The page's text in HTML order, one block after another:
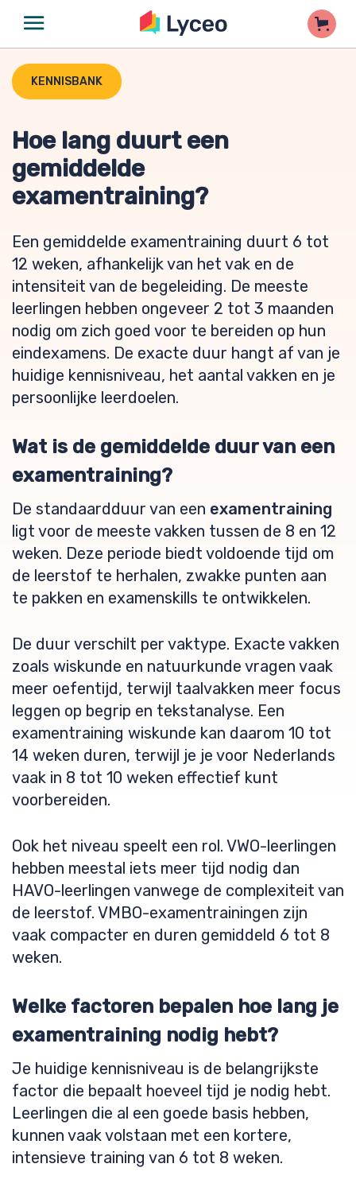
KENNISBANK
Hoe lang duurt een
gemiddelde
examentraining?
Een gemiddelde examentraining duurt 6 tot
12 weken, afhankelijk van het vak en de
intensiteit van de begeleiding. De meeste
leerlingen hebben ongeveer 2 tot 3 maanden
nodig om zich goed voor te bereiden op hun
eindexamens. De exacte duur hangt af van je
huidige kennisniveau, het aantal vakken en je
persoonlijke leerdoelen.
Wat is de gemiddelde duur van een
examentraining?
De standaardduur van een examentraining
ligt voor de meeste vakken tussen de 8 en 12
weken. Deze periode biedt voldoende tijd om
de leerstof te herhalen, zwakke punten aan
te pakken en examenskills te ontwikkelen.
De duur verschilt per vaktype. Exacte vakken
zoals wiskunde en natuurkunde vragen vaak
meer oefentijd, terwijl taalvakken meer focus
leggen op begrip en tekstanalyse. Een
examentraining wiskunde kan daarom 10 tot
14 weken duren, terwijl je je voor Nederlands
vaak in 8 tot 10 weken effectief kunt
voorbereiden.
Ook het niveau speelt een rol. VWO-leerlingen
hebben meestal iets meer tijd nodig dan
HAVO-leerlingen vanwege de complexiteit van
de leerstof. VMBO-examentrainingen zijn
vaak compacter en duren gemiddeld 6 tot 8
weken.
Welke factoren bepalen hoe lang je
examentraining nodig hebt?
Je huidige kennisniveau is de belangrijkste
factor die bepaalt hoeveel tijd je nodig hebt.
Leerlingen die al een goede basis hebben,
kunnen vaak volstaan met een kortere,
intensieve training van 6 tot 8 weken.